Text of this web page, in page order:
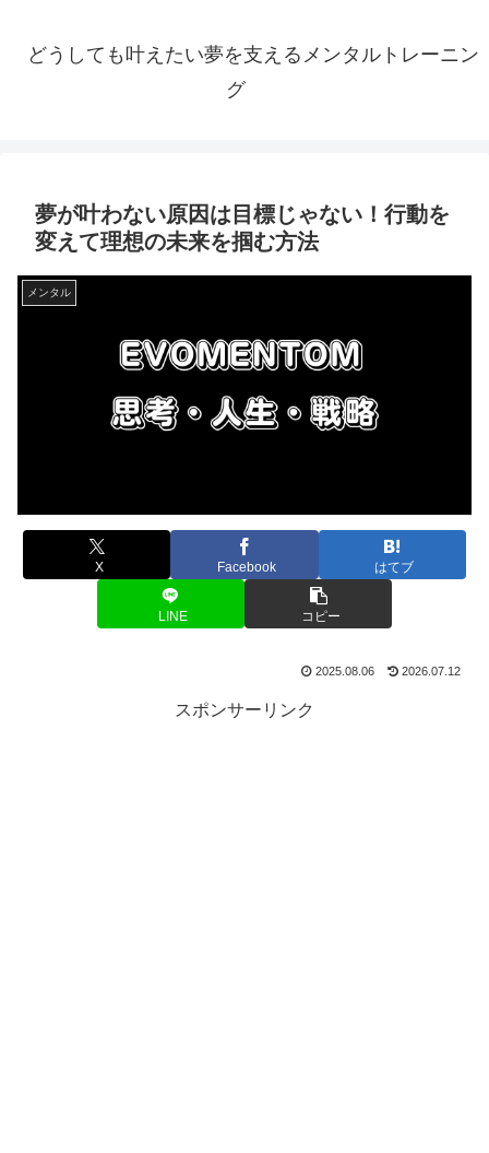
どうしても叶えたい夢を支えるメンタルトレーニン
グ
夢が叶わない原因は目標じゃない！行動を
変えて理想の未来を掴む方法
メンタル
X Facebook はてブ
LINE コピー
2025.08.06 2026.07.12
スポンサーリンク